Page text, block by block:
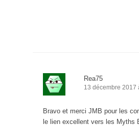
Rea75
13 décembre 2017
Bravo et merci JMB pour les
le lien excellent vers les Myths